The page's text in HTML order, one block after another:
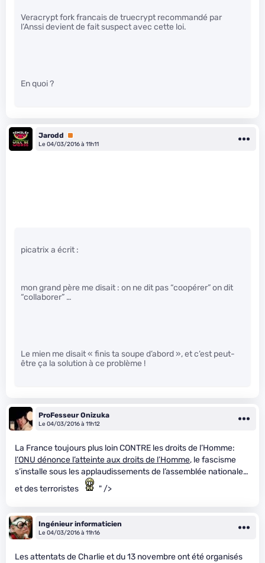
Veracrypt fork francais de truecrypt recommandé par
l’Anssi devient de fait suspect avec cette loi.
En quoi ?
Jarodd
Premium
Le 04/03/2016 à 11h11
picatrix a écrit :
mon grand père me disait : on ne dit pas “coopérer” on dit
“collaborer” …
Le mien me disait « finis ta soupe d’abord », et c’est peut-
être ça la solution à ce problème !
ProFesseur Onizuka
Le 04/03/2016 à 11h12
La France toujours plus loin CONTRE les droits de l’Homme:
l’ONU dénonce l’atteinte aux droits de l’Homme, le fascisme
s’installe sous les applaudissements de l’assemblée nationale…
et des terroristes
" />
Ingénieur informaticien
Le 04/03/2016 à 11h16
Les attentats de Charlie et du 13 novembre ont été organisés